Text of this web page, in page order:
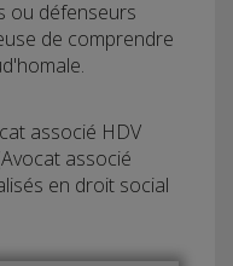
ou défenseurs
de comprendre
associé HDV
associé
en droit social